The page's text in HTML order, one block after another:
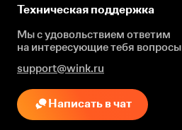
Техническая поддержка
Мы с удовольствием ответим
на интересующиетебя вопросы
support@wink.ru
Написать в чат